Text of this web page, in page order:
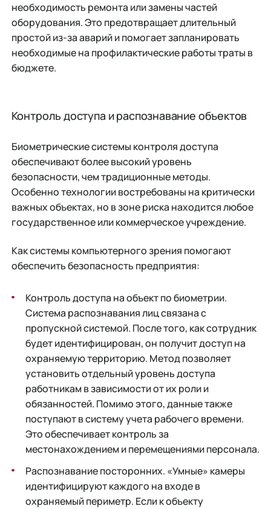
необходимость ремонта или замены частей
оборудования. Это предотвращает длительный
простой из-за аварий и помогает запланировать
необходимые на профилактические работы траты в
бюджете.
Контроль доступа и распознавание объектов
Биометрические системы контроля доступа
обеспечивают более высокий уровень
безопасности, чем традиционные методы.
Особенно технологии востребованы на критически
важных объектах, но в зоне риска находится любое
государственное или коммерческое учреждение.
Как системы компьютерного зрения помогают
обеспечить безопасность предприятия:
Контроль доступа на объект по биометрии.
Система распознавания лиц связана с
пропускной системой. После того, как сотрудник
будет идентифицирован, он получит доступ на
охраняемую территорию. Метод позволяет
установить отдельный уровень доступа
работникам в зависимости от их роли и
обязанностей. Помимо этого, данные также
поступают в систему учета рабочего времени.
Это обеспечивает контроль за
местонахождением и перемещениями персонала.
Распознавание посторонних. «Умные» камеры
идентифицируют каждого на входе в
охраняемый периметр. Если к объекту